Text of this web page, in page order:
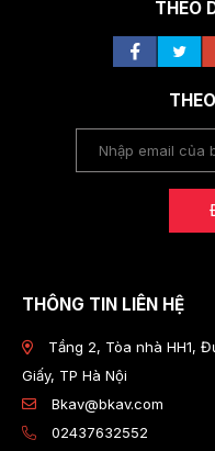
THEO
THÔNG TIN LIÊN HỆ
Tầng 2, Tòa nhà HH1,
Giấy, TP Hà Nội
Bkav@bkav.com
02437632552